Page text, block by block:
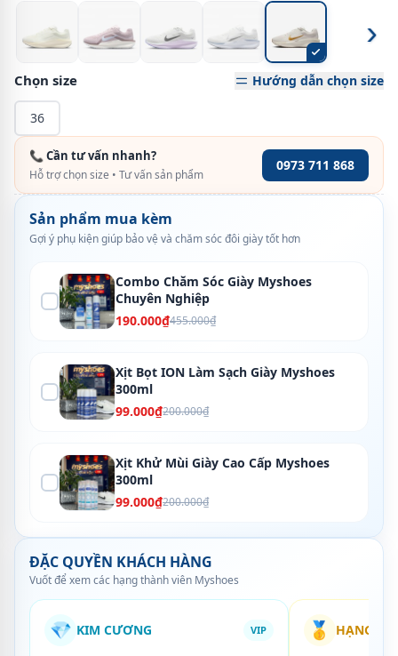
›
Chọn size Hướng dẫn chọn size
36
📞 Cần tư vấn nhanh?
Hỗ trợ chọn size • Tư vấn sản phẩm
0973 711 868
Sản phẩm mua kèm
Gợi ý phụ kiện giúp bảo vệ và chăm sóc đôi giày tốt hơn
Combo Chăm Sóc Giày Myshoes
Chuyên Nghiệp
190.000₫455.000₫
Xịt Bọt ION Làm Sạch Giày Myshoes
300ml
99.000₫200.000₫
Xịt Khử Mùi Giày Cao Cấp Myshoes
300ml
99.000₫200.000₫
ĐẶC QUYỀN KHÁCH HÀNG
Vuốt để xem các hạng thành viên Myshoes
💎 KIM CƯƠNG VIP 🥇 HẠNG